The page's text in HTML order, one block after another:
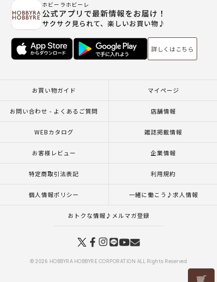
ホビーラホビーレ
公式アプリで最新情報をお届け！
サクサク見られて、楽しいお買い物♪
詳しくはこちら
お買い物ガイド マイページ
お問い合わせ - よくあるご質問 店舗情報
WEBカタログ 雑誌掲載情報
お客様レビュー 企業情報
特定商取引法表記 利用規約
個人情報ポリシー 一緒に働こう♪求人情報
おトクな情報♪メルマガ登録
© 2026 HOBBYRA HOBBYRE CORPORATION ALL Rights Reserved